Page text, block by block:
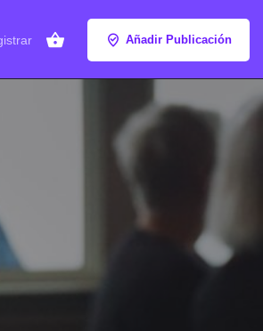
Añadir Publicación